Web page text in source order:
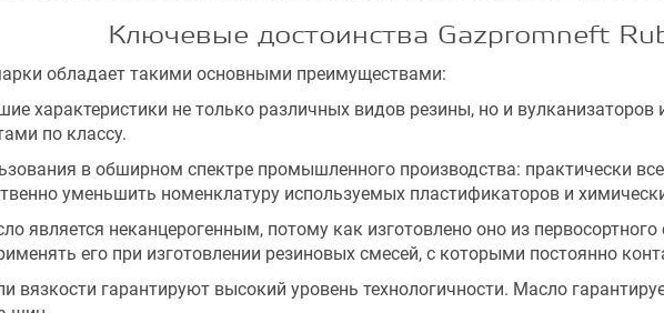
Ключевые достоинства Gazpromneft
обладает такими основными преимуществами:
характеристики не только различных видов резины, но и вулканизаторов
по классу.
в обширном спектре промышленного производства: практически
уменьшить номенклатуру используемых пластификаторов и
неканцерогенным, потому как изготовлено оно из
его при изготовлении резиновых смесей, с которыми постоянно
гарантируют высокий уровень технологичности. Масло